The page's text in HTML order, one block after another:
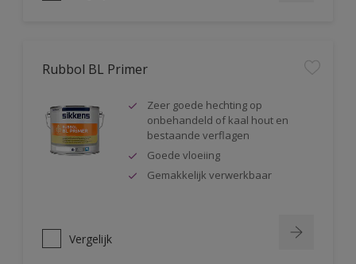
Rubbol BL Primer
Zeer goede hechting op
onbehandeld of kaal hout en
bestaande verflagen
Goede vloeiing
Gemakkelijk verwerkbaar
Vergelijk